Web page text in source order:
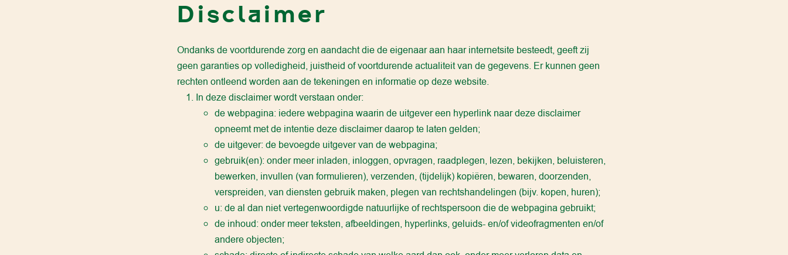
Disclaimer
Ondanks de voortdurende zorg en aandacht die de eigenaar aan haar internetsite besteedt, geeft zij
geen garanties op volledigheid, juistheid of voortdurende actualiteit van de gegevens. Er kunnen geen
rechten ontleend worden aan de tekeningen en informatie op deze website.
In deze disclaimer wordt verstaan onder:
de webpagina: iedere webpagina waarin de uitgever een hyperlink naar deze disclaimer
opneemt met de intentie deze disclaimer daarop te laten gelden;
de uitgever: de bevoegde uitgever van de webpagina;
gebruik(en): onder meer inladen, inloggen, opvragen, raadplegen, lezen, bekijken, beluisteren,
bewerken, invullen (van formulieren), verzenden, (tijdelijk) kopiëren, bewaren, doorzenden,
verspreiden, van diensten gebruik maken, plegen van rechtshandelingen (bijv. kopen, huren);
u: de al dan niet vertegenwoordigde natuurlijke of rechtspersoon die de webpagina gebruikt;
de inhoud: onder meer teksten, afbeeldingen, hyperlinks, geluids- en/of videofragmenten en/of
andere objecten;